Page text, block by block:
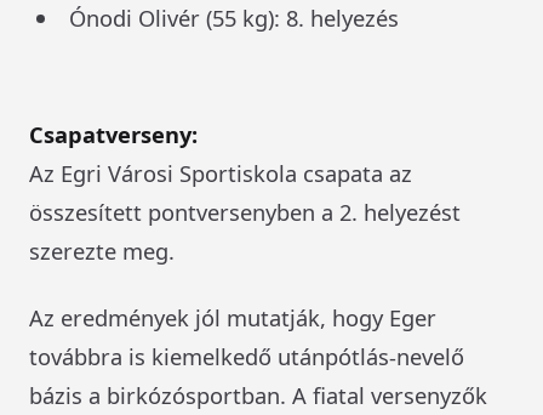
Ónodi Olivér (55 kg): 8. helyezés
Csapatverseny:
Az Egri Városi Sportiskola csapata az
összesített pontversenyben a 2. helyezést
szerezte meg.
Az eredmények jól mutatják, hogy Eger
továbbra is kiemelkedő utánpótlás-nevelő
bázis a birkózósportban. A fiatal versenyzők